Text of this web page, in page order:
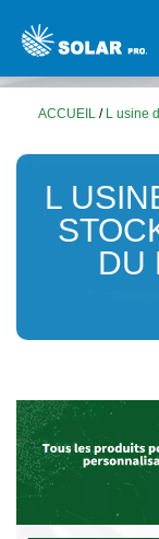
ACCUEIL / L usine
L
DU